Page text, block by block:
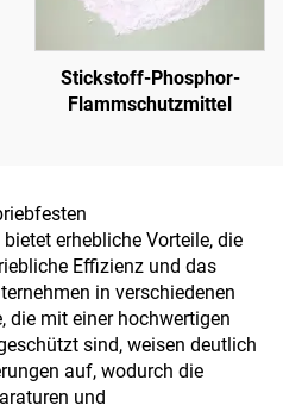
Stickstoff-Phosphor-
Flammschutzmittel
erhebliche Vorteile, die
Effizienz und das
in verschiedenen
die mit einer hochwertigen
sind, weisen deutlich
auf, wodurch die
und